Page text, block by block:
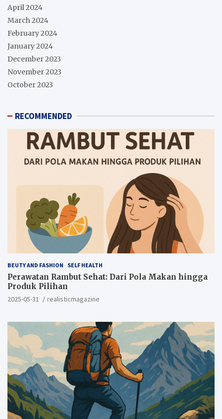
April 2024
March 2024
February 2024
January 2024
December 2023
November 2023
October 2023
RECOMMENDED
BEUTY AND FASHION SELF HEALTH
Perawatan Rambut Sehat: Dari Pola Makan hingga
Produk Pilihan
2025-05-31 realisticmagazine